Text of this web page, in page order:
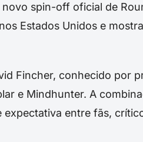
spin-off oficial de
Estados Unidos e
Fincher, conhecido por
e Mindhunter. A
expectativa entre fãs,